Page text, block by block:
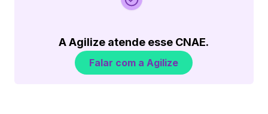
A Agilize atende esse CNAE.
Falar com a Agilize